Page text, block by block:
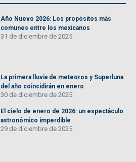
Año Nuevo 2026: Los propósitos más
comunes entre los mexicanos
31 de diciembre de 2025
La primera lluvia de meteoros y Superluna
del año coincidirán en enero
30 de diciembre de 2025
El cielo de enero de 2026: un espectáculo
astronómico imperdible
29 de diciembre de 2025